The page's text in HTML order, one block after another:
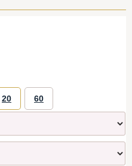
20 60